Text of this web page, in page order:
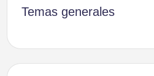
Temas generales